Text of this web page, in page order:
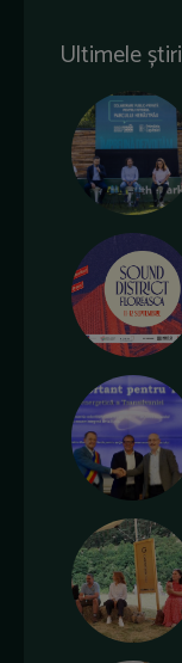
Ultimele știri